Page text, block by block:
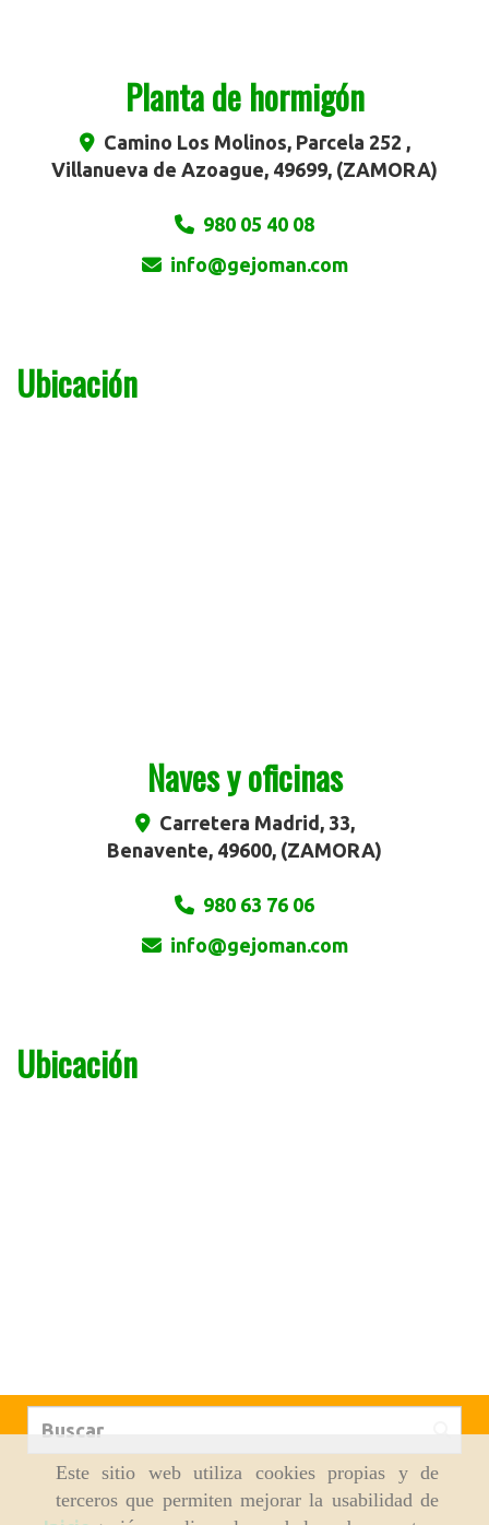
Este sitio web utiliza cookies propias y de
terceros que permiten mejorar la usabilidad de
Planta de hormigón
Camino Los Molinos, Parcela 252 ,
Villanueva de Azoague, 49699, (ZAMORA)
980 05 40 08
info
gejoman.com
Ubicación
Naves y oficinas
Carretera Madrid, 33,
Benavente, 49600, (ZAMORA)
980 63 76 06
info
gejoman.com
Ubicación